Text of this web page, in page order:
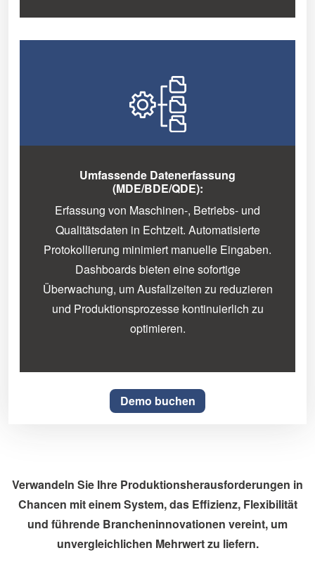
Umfassende Datenerfassung
(MDE/BDE/QDE):
Erfassung von Maschinen-, Betriebs- und
Qualitätsdaten in Echtzeit. Automatisierte
Protokollierung minimiert manuelle Eingaben.
Dashboards bieten eine sofortige
Überwachung, um Ausfallzeiten zu reduzieren
und Produktionsprozesse kontinuierlich zu
optimieren.
Demo buchen
Verwandeln Sie Ihre Produktionsherausforderungen in
Chancen mit einem System, das Effizienz, Flexibilität
und führende Brancheninnovationen vereint, um
unvergleichlichen Mehrwert zu liefern.